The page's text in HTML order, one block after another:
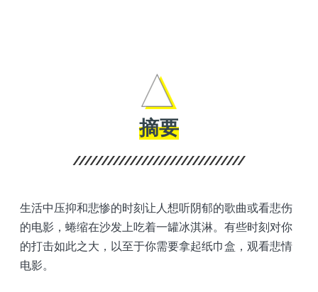
摘要
生活中压抑和悲惨的时刻让人想听阴郁的歌曲或看悲伤
的电影，蜷缩在沙发上吃着一罐冰淇淋。有些时刻对你
的打击如此之大，以至于你需要拿起纸巾盒，观看悲情
电影。